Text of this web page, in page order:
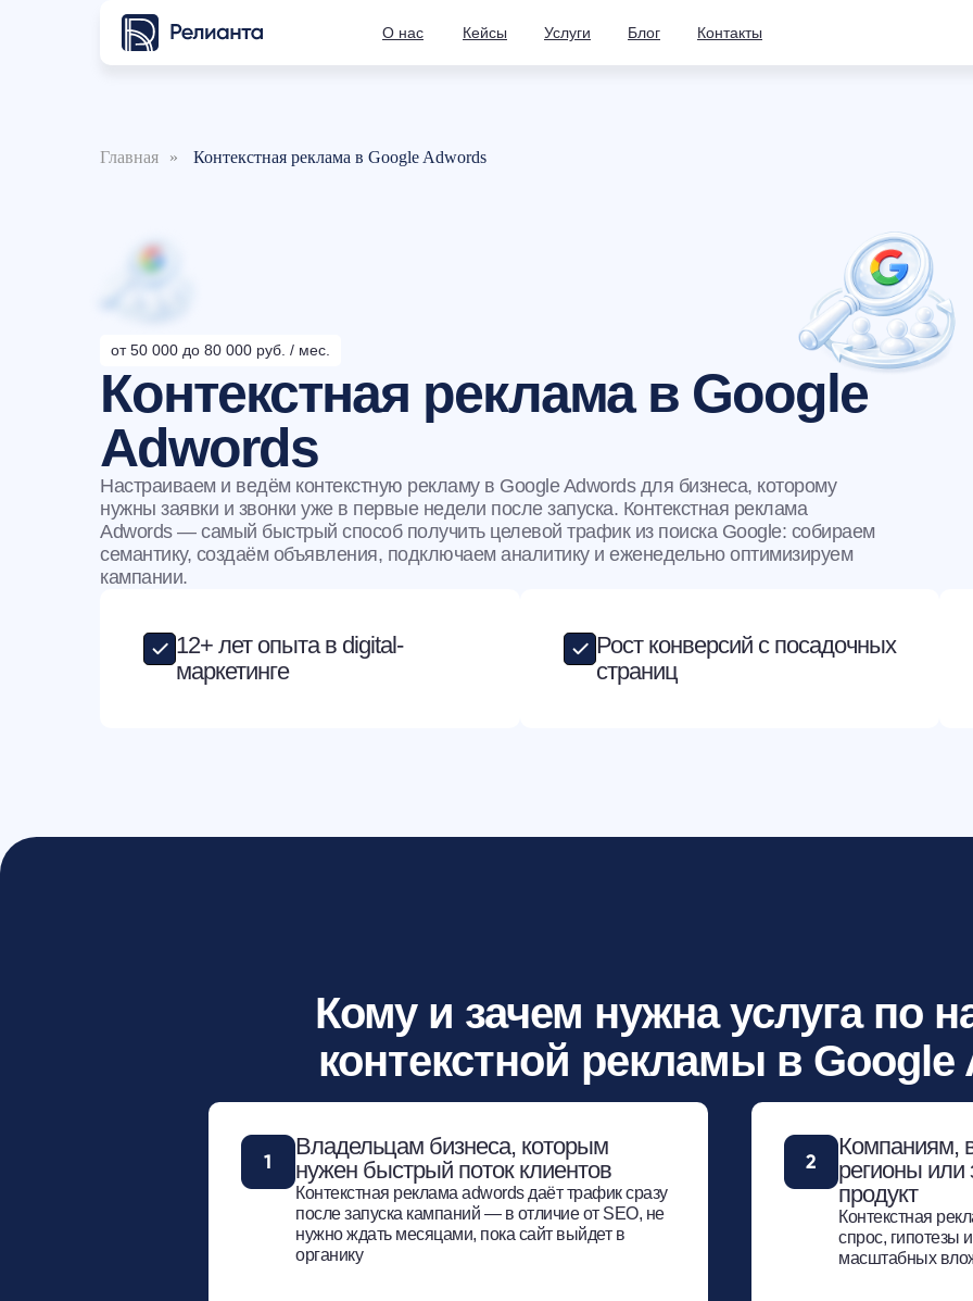
О нас Кейсы Услуги Блог Контакты
Главная » Контекстная реклама в Google Adwords
от 50 000 до 80 000 руб. / мес.
Контекстная реклама в Google
Adwords
Настраиваем и ведём контекстную рекламу в Google Adwords для бизнеса, которому
нужны заявки и звонки уже в первые недели после запуска. Контекстная реклама
Adwords — самый быстрый способ получить целевой трафик из поиска Google: собираем
семантику, создаём объявления, подключаем аналитику и еженедельно оптимизируем
кампании.
12+ лет опыта в digital-
маркетинге
Рост конверсий с посадочных
страниц
Кому и зачем нужна услуга по
контекстной рекламы в Google
Владельцам бизнеса, которым
нужен быстрый поток клиентов
Контекстная реклама adwords даёт трафик сразу
после запуска кампаний — в отличие от SEO, не
нужно ждать месяцами, пока сайт выйдет в
органику
Компаниям,
регионы
продукт
Контекстная
спрос, гипотезы
масштабных